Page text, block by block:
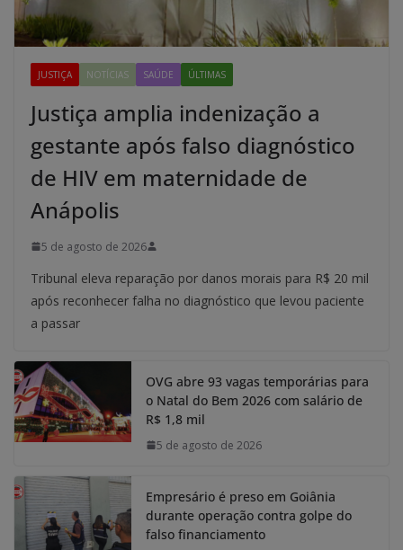
JUSTIÇA NOTÍCIAS SAÚDE ÚLTIMAS
Justiça amplia indenização a
gestante após falso diagnóstico
de HIV em maternidade de
Anápolis
5 de agosto de 2026
Tribunal eleva reparação por danos morais para R$ 20 mil
após reconhecer falha no diagnóstico que levou paciente
a passar
OVG abre 93 vagas temporárias para
o Natal do Bem 2026 com salário de
R$ 1,8 mil
5 de agosto de 2026
Empresário é preso em Goiânia
durante operação contra golpe do
falso financiamento